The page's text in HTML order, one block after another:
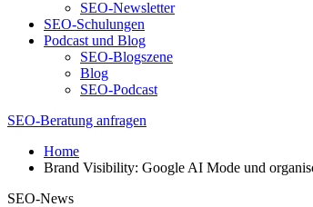
SEO-Newsletter
SEO-Schulungen
Podcast und Blog
SEO-Blogszene
Blog
SEO-Podcast
SEO-Beratung anfragen
Home
Brand Visibility: Google AI Mode und
SEO-News